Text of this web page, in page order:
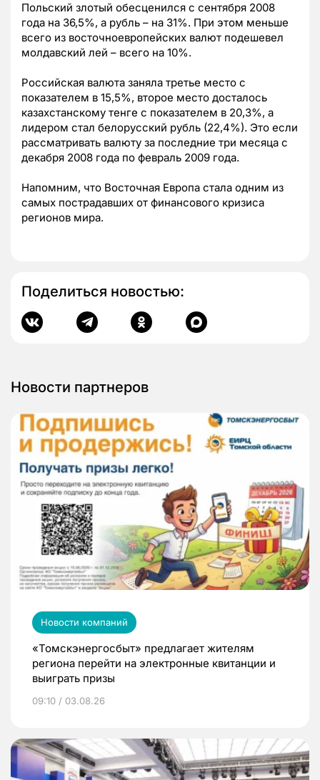
Польский злотый обесценился с сентября 2008
года на 36,5%, а рубль – на 31%. При этом меньше
всего из восточноевропейских валют подешевел
молдавский лей – всего на 10%.
Российская валюта заняла третье место с
показателем в 15,5%, второе место досталось
казахстанскому тенге с показателем в 20,3%, а
лидером стал белорусский рубль (22,4%). Это если
рассматривать валюту за последние три месяца с
декабря 2008 года по февраль 2009 года.
Напомним, что Восточная Европа стала одним из
самых пострадавших от финансового кризиса
регионов мира.
Поделиться новостью:
Новости партнеров
Новости компаний
«Томскэнергосбыт» предлагает жителям
региона перейти на электронные квитанции и
выиграть призы
09:10 / 03.08.26